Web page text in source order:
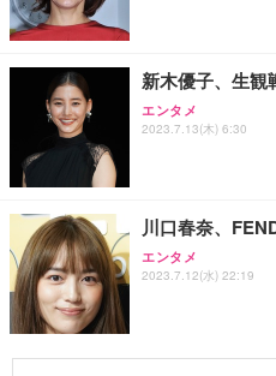
新木優子、生観
エンタメ
2023.7.13(木) 6:30
川口春奈、
エンタメ
2023.7.12(水) 22:19